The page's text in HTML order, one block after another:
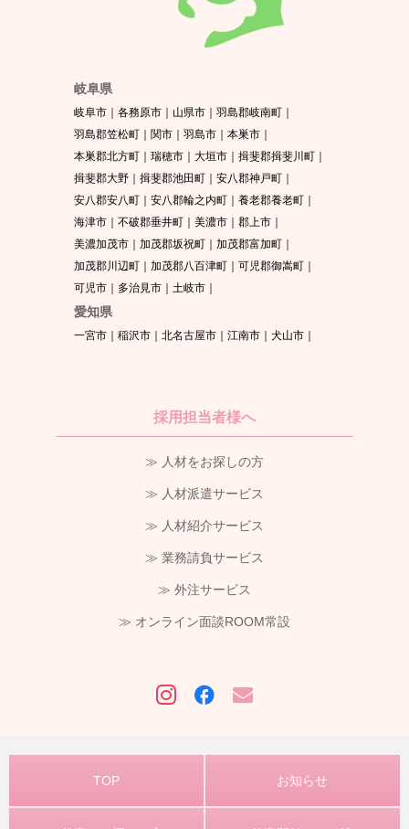
岐阜県
岐阜市 各務原市 山県市
羽島郡岐南町
羽島郡笠松町
関市 羽島市
本巣市
本巣郡北方町
瑞穂市 大垣市
揖斐郡揖斐川町
揖斐郡大野
揖斐郡池田町
安八郡神戸町
安八郡安八町
安八郡輪之内町
養老郡養老町
海津市
不破郡垂井町 美濃市
郡上市
美濃加茂市
加茂郡坂祝町
加茂郡富加町
加茂郡川辺町
加茂郡八百津町
可児郡御嵩町
可児市
多治見市 土岐市
愛知県
一宮市 稲沢市 北名古屋市 江南市 犬山市
採用担当者様へ
≫ 人材をお探しの方
≫ 人材派遣サービス
≫ 人材紹介サービス
≫ 業務請負サービス
≫ 外注サービス
≫ オンライン面談ROOM常設
TOP お知らせ